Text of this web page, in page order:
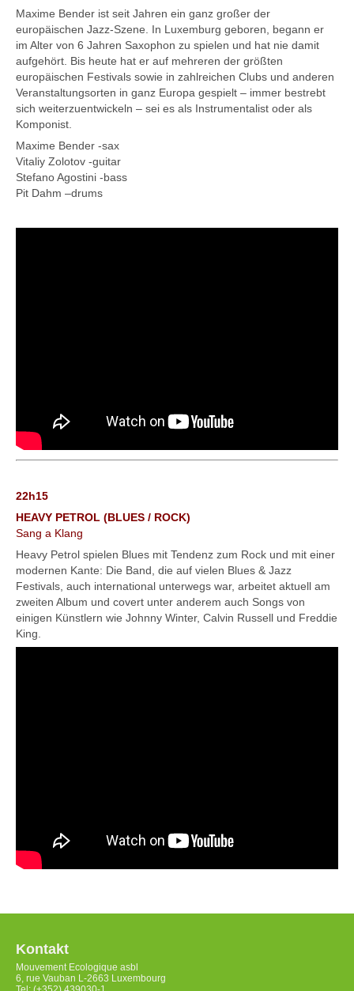
Maxime Bender ist seit Jahren ein ganz großer der
europäischen Jazz-Szene. In Luxemburg geboren, begann er
im Alter von 6 Jahren Saxophon zu spielen und hat nie damit
aufgehört. Bis heute hat er auf mehreren der größten
europäischen Festivals sowie in zahlreichen Clubs und anderen
Veranstaltungsorten in ganz Europa gespielt – immer bestrebt
sich weiterzuentwickeln – sei es als Instrumentalist oder als
Komponist.
Maxime Bender -sax
Vitaliy Zolotov -guitar
Stefano Agostini -bass
Pit Dahm –drums
22h15
HEAVY PETROL (BLUES / ROCK)
Sang a Klang
Heavy Petrol spielen Blues mit Tendenz zum Rock und mit einer
modernen Kante: Die Band, die auf vielen Blues & Jazz
Festivals, auch international unterwegs war, arbeitet aktuell am
zweiten Album und covert unter anderem auch Songs von
einigen Künstlern wie Johnny Winter, Calvin Russell und Freddie
King.
Kontakt
Mouvement Ecologique asbl
6, rue Vauban L-2663 Luxembourg